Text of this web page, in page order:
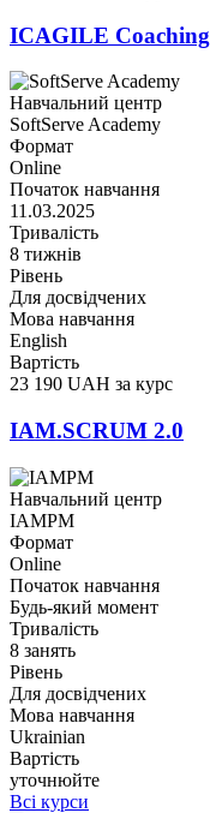
ICAGILE Coaching
Навчальний центр
SoftServe Academy
Формат
Online
Початок навчання
11.03.2025
Тривалість
8 тижнів
Рівень
Для досвідчених
Мова навчання
English
Вартість
23 190 UAH за курс
IAM.SCRUM 2.0
Навчальний центр
IAMPM
Формат
Online
Початок навчання
Будь-який момент
Тривалість
8 занять
Рівень
Для досвідчених
Мова навчання
Ukrainian
Вартість
уточнюйте
Всі курси